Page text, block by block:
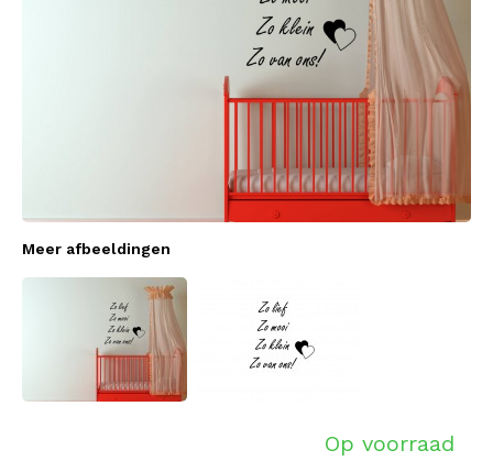
Meer afbeeldingen
Op voorraad